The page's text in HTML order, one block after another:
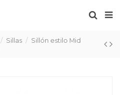
Sillas
Sillón estilo Mid